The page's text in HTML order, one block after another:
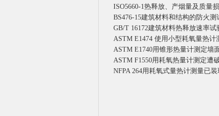
ISO5660-1热释放、产烟量及质量
BS476-15建筑材料和结构的防火
GB/T 16172建筑材料热释放速率试
ASTM E1474 使用小型耗氧量热
ASTM E1740用锥形热量计测定墙
ASTM F1550用耗氧热量计测定遭
NFPA 264用耗氧式量热计测量已